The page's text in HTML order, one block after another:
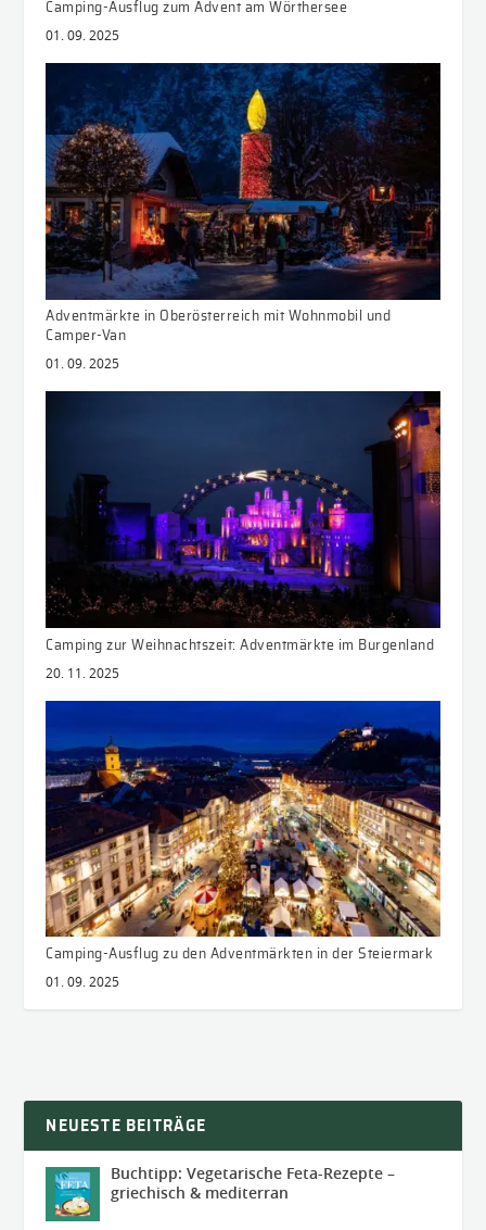
Camping-Ausflug zum Advent am Wörthersee
01. 09. 2025
Adventmärkte in Oberösterreich mit Wohnmobil und
Camper-Van
01. 09. 2025
Camping zur Weihnachtszeit: Adventmärkte im Burgenland
20. 11. 2025
Camping-Ausflug zu den Adventmärkten in der Steiermark
01. 09. 2025
NEUESTE BEITRÄGE
Buchtipp: Vegetarische Feta-Rezepte –
griechisch & mediterran